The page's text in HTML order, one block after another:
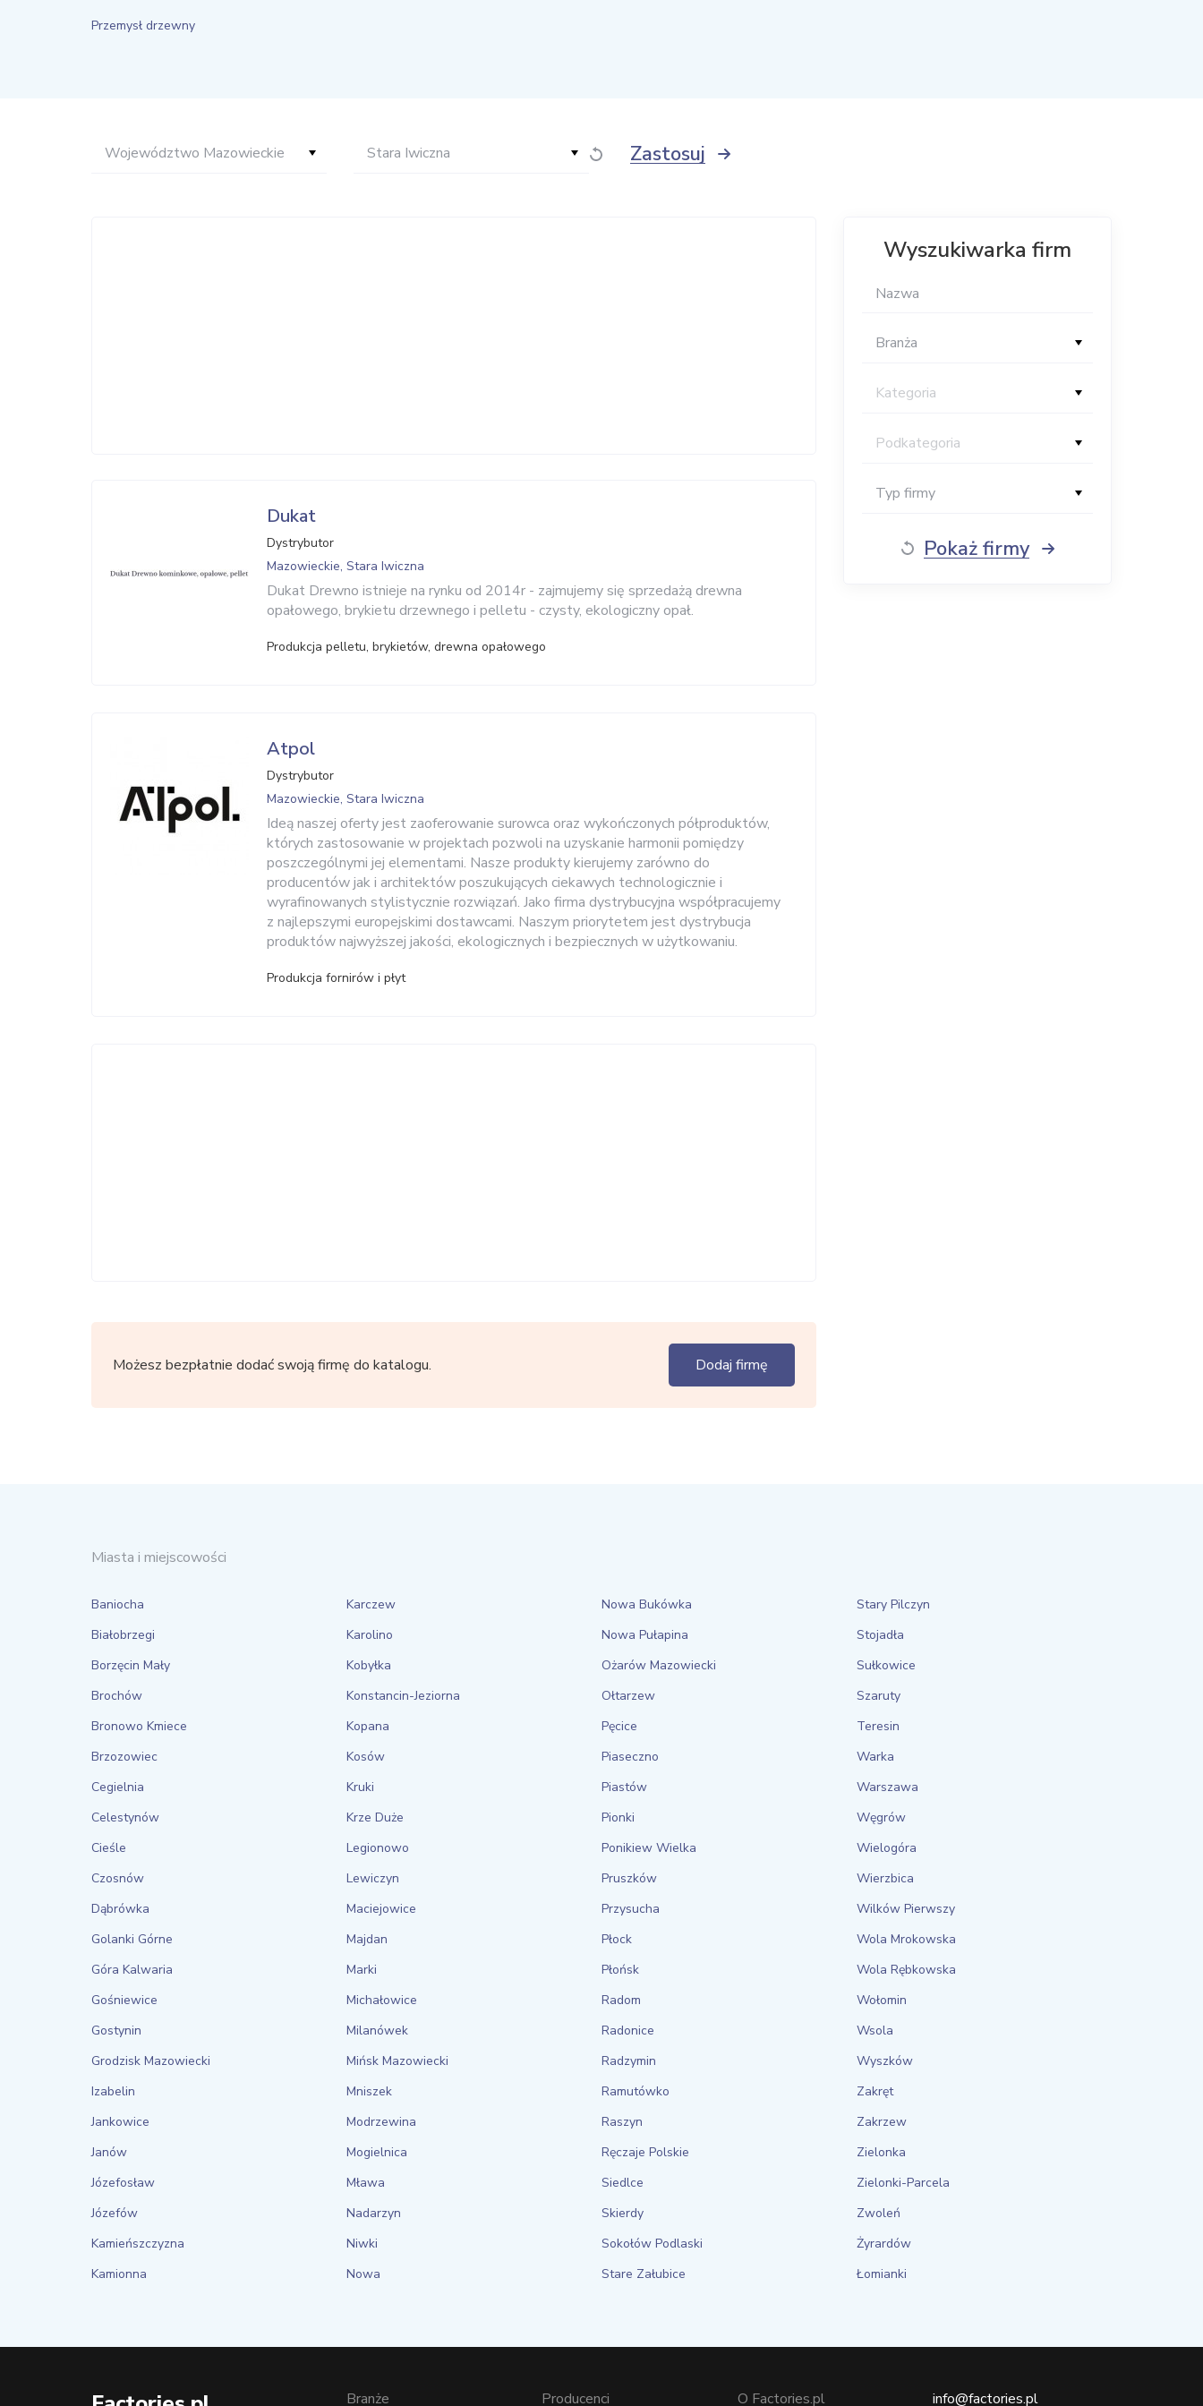
Przemysł drzewny
Województwo Mazowieckie Stara Iwiczna Zastosuj
Dukat
Dystrybutor
Mazowieckie, Stara Iwiczna
Dukat Drewno istnieje na rynku od 2014r - zajmujemy się sprzedażą drewna
opałowego, brykietu drzewnego i pelletu - czysty, ekologiczny opał.
Produkcja pelletu, brykietów, drewna opałowego
Atpol
Dystrybutor
Mazowieckie, Stara Iwiczna
Ideą naszej oferty jest zaoferowanie surowca oraz wykończonych półproduktów,
których zastosowanie w projektach pozwoli na uzyskanie harmonii pomiędzy
poszczególnymi jej elementami. Nasze produkty kierujemy zarówno do
producentów jak i architektów poszukujących ciekawych technologicznie i
wyrafinowanych stylistycznie rozwiązań. Jako firma dystrybucyjna współpracujemy
z najlepszymi europejskimi dostawcami. Naszym priorytetem jest dystrybucja
produktów najwyższej jakości, ekologicznych i bezpiecznych w użytkowaniu.
Produkcja fornirów i płyt
Możesz bezpłatnie dodać swoją firmę do katalogu. Dodaj firmę
Wyszukiwarka firm
Branża
Kategoria
Podkategoria
Typ firmy
Pokaż firmy
Miasta i miejscowości
Baniocha
Białobrzegi
Borzęcin Mały
Brochów
Bronowo Kmiece
Brzozowiec
Cegielnia
Celestynów
Cieśle
Czosnów
Dąbrówka
Golanki Górne
Góra Kalwaria
Gośniewice
Gostynin
Grodzisk Mazowiecki
Izabelin
Jankowice
Janów
Józefosław
Józefów
Kamieńszczyzna
Kamionna
Karczew
Karolino
Kobyłka
Konstancin-Jeziorna
Kopana
Kosów
Kruki
Krze Duże
Legionowo
Lewiczyn
Maciejowice
Majdan
Marki
Michałowice
Milanówek
Mińsk Mazowiecki
Mniszek
Modrzewina
Mogielnica
Mława
Nadarzyn
Niwki
Nowa
Nowa Bukówka
Nowa Pułapina
Ożarów Mazowiecki
Ołtarzew
Pęcice
Piaseczno
Piastów
Pionki
Ponikiew Wielka
Pruszków
Przysucha
Płock
Płońsk
Radom
Radonice
Radzymin
Ramutówko
Raszyn
Ręczaje Polskie
Siedlce
Skierdy
Sokołów Podlaski
Stare Załubice
Stary Pilczyn
Stojadła
Sułkowice
Szaruty
Teresin
Warka
Warszawa
Węgrów
Wielogóra
Wierzbica
Wilków Pierwszy
Wola Mrokowska
Wola Rębkowska
Wołomin
Wsola
Wyszków
Zakręt
Zakrzew
Zielonka
Zielonki-Parcela
Zwoleń
Żyrardów
Łomianki
Branże Producenci O Factories.pl info@factories.pl